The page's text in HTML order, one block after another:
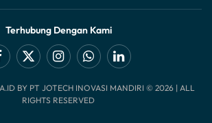
Terhubung Dengan Kami
X
(Twitter)
InstagramWhatsAppLinkedIn
BY PT JOTECH INOVASI MANDIRI © 2026 | ALL
RIGHTS RESERVED